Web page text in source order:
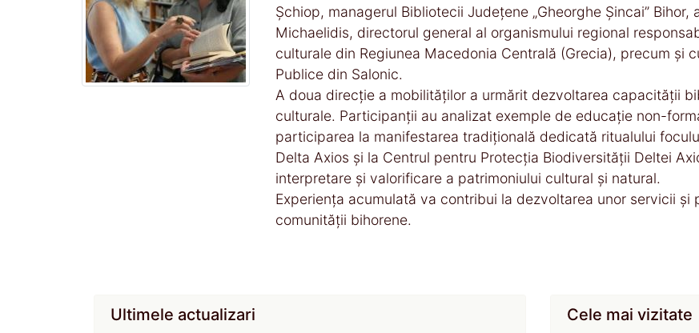
Șchiop, managerul Bibliotecii Județene „Gheorghe Șincai”
Michaelidis, directorul general al organismului regional
culturale din Regiunea Macedonia Centrală (Grecia), precum și
Publice din Salonic.
A doua direcție a mobilităților a urmărit dezvoltarea capacității
culturale. Participanții au analizat exemple de educație non-
participarea la manifestarea tradițională dedicată ritualului
Delta Axios și la Centrul pentru Protecția Biodiversității Deltei
interpretare și valorificare a patrimoniului cultural și natural.
Experiența acumulată va contribui la dezvoltarea unor servicii
comunității bihorene.
Ultimele actualizari Cele mai vizitate